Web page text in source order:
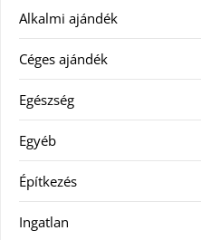
Alkalmi ajándék
Céges ajándék
Egészség
Egyéb
Építkezés
Ingatlan